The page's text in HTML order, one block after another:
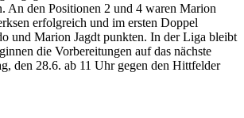
An den Positionen 2 und 4 waren Marion
erfolgreich und im ersten Doppel
und Marion Jagdt punkten. In der Liga bleibt
die Vorbereitungen auf das nächste
den 28.6. ab 11 Uhr gegen den Hittfelder